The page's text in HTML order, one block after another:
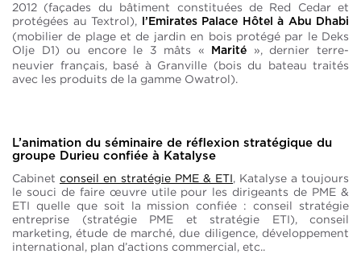
2012 (façades du bâtiment constituées de Red Cedar et
protégées au Textrol),
l’Emirates Palace Hôtel à Abu Dhabi
(mobilier de plage et de jardin en bois protégé par le Deks
Olje D1) ou encore le 3 mâts «
Marité », dernier terre-
neuvier français, basé à Granville (bois du bateau traités
avec les produits de la gamme Owatrol).
L’animation du séminaire de réflexion stratégique du
groupe Durieu confiée à Katalyse
Cabinet conseil en stratégie PME & ETI, Katalyse a toujours
le souci de faire œuvre utile pour les dirigeants de PME &
ETI quelle que soit la mission confiée : conseil stratégie
entreprise (stratégie PME et stratégie ETI), conseil
marketing, étude de marché, due diligence, développement
international, plan d’actions commercial, etc..